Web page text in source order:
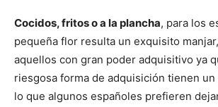
Cocidos, fritos o a la plancha, para los
pequeña flor resulta un exquisito
aquellos con gran poder adquisitivo ya
riesgosa forma de adquisición tienen
lo que algunos españoles prefieren